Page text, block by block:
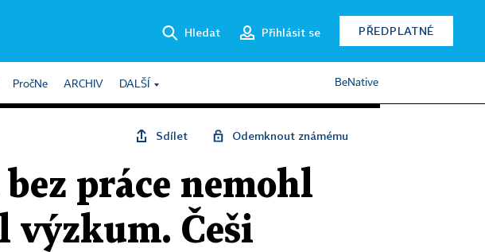
Hledat Přihlásit se PŘEDPLATNÉ
PročNe ARCHIV DALŠÍ BeNative
Sdílet Odemknout známému
práce nemohl
Češi